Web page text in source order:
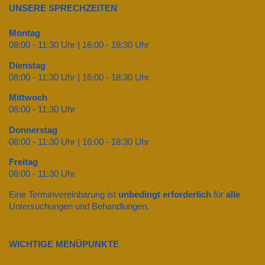
UNSERE SPRECHZEITEN
Montag
08:00 - 11:30 Uhr | 16:00 - 18:30 Uhr
Dienstag
08:00 - 11:30 Uhr | 16:00 - 18:30 Uhr
Mittwoch
08:00 - 11:30 Uhr
Donnerstag
08:00 - 11:30 Uhr | 16:00 - 18:30 Uhr
Freitag
08:00 - 11:30 Uhr
Eine Terminvereinbarung ist unbedingt erforderlich für alle
Untersuchungen und Behandlungen.
WICHTIGE MENÜPUNKTE